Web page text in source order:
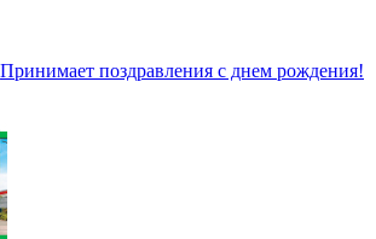
Принимает поздравления с днем рождения!